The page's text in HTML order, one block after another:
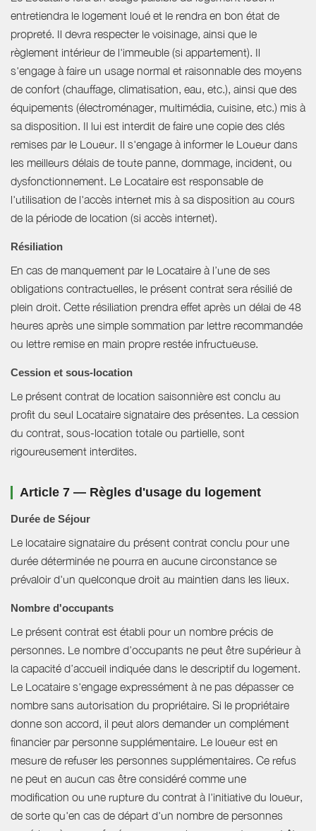
entretiendra le logement loué et le rendra en bon état de
propreté. Il devra respecter le voisinage, ainsi que le
règlement intérieur de l'immeuble (si appartement). Il
s'engage à faire un usage normal et raisonnable des moyens
de confort (chauffage, climatisation, eau, etc.), ainsi que des
équipements (électroménager, multimédia, cuisine, etc.) mis à
sa disposition. Il lui est interdit de faire une copie des clés
remises par le Loueur. Il s'engage à informer le Loueur dans
les meilleurs délais de toute panne, dommage, incident, ou
dysfonctionnement. Le Locataire est responsable de
l'utilisation de l'accès internet mis à sa disposition au cours
de la période de location (si accès internet).
Résiliation
En cas de manquement par le Locataire à l’une de ses
obligations contractuelles, le présent contrat sera résilié de
plein droit. Cette résiliation prendra effet après un délai de 48
heures après une simple sommation par lettre recommandée
ou lettre remise en main propre restée infructueuse.
Cession et sous-location
Le présent contrat de location saisonnière est conclu au
profit du seul Locataire signataire des présentes. La cession
du contrat, sous-location totale ou partielle, sont
rigoureusement interdites.
Article 7 — Règles d'usage du logement
Durée de Séjour
Le locataire signataire du présent contrat conclu pour une
durée déterminée ne pourra en aucune circonstance se
prévaloir d'un quelconque droit au maintien dans les lieux.
Nombre d'occupants
Le présent contrat est établi pour un nombre précis de
personnes. Le nombre d’occupants ne peut être supérieur à
la capacité d’accueil indiquée dans le descriptif du logement.
Le Locataire s'engage expressément à ne pas dépasser ce
nombre sans autorisation du propriétaire. Si le propriétaire
donne son accord, il peut alors demander un complément
financier par personne supplémentaire. Le loueur est en
mesure de refuser les personnes supplémentaires. Ce refus
ne peut en aucun cas être considéré comme une
modification ou une rupture du contrat à l'initiative du loueur,
de sorte qu'en cas de départ d'un nombre de personnes